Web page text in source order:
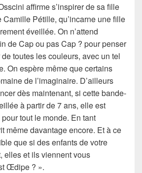
affirme s’inspirer de sa fille
Camille Pétille, qu’incarne une fille
éveillée. On n’attend
de Cap ou pas Cap ? pour penser
toutes les couleurs, avec un tel
On espère même que certains
de l’imaginaire. D’ailleurs
dès maintenant, si cette bande-
à partir de 7 ans, elle est
tout le monde. En tant
même davantage encore. Et à ce
que si des enfants de votre
elles et ils viennent vous
Œdipe ? ».